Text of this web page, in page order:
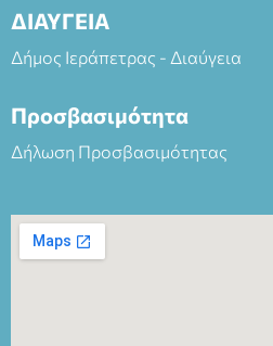
ΔΙΑΥΓΕΙΑ
Δήμος Ιεράπετρας - Διαύγεια
Προσβασιμότητα
Δήλωση Προσβασιμότητας